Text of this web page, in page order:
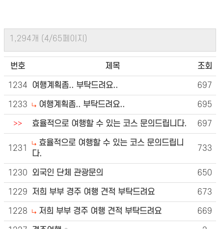
1,294개 (4/65페이지)
번호 제목 조회
1234 여행계획좀.. 부탁드려요.. 697
1233 여행계획좀.. 부탁드려요.. 695
>> 효율적으로 여행할 수 있는 코스 문의드립니다. 697
1231
효율적으로 여행할 수 있는 코스 문의드립니
다.
733
1230 외국인 단체 관광문의 650
1229 저희 부부 경주 여행 견적 부탁드려요 673
1228 저희 부부 경주 여행 견적 부탁드려요 669